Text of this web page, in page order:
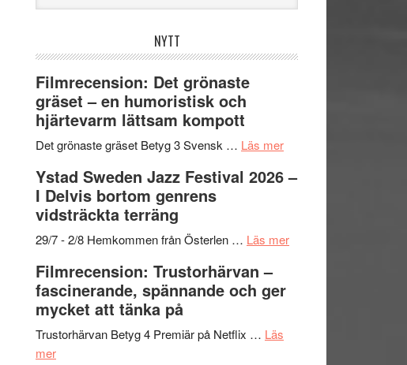
webbplatsen
NYTT
Filmrecension: Det grönaste
gräset – en humoristisk och
hjärtevarm lättsam kompott
Det grönaste gräset Betyg 3 Svensk … Läs merom
Det
–
och
Ystad Sweden Jazz Festival 2026 –
I Delvis bortom genrens
vidsträckta terräng
29/7 - 2/8 Hemkommen från Österlen … Läs merom
Filmrecension: Trustorhärvan –
fascinerande, spännande och ger
mycket att tänka på
Trustorhärvan Betyg 4 Premiär på Netflix … Läs
merom